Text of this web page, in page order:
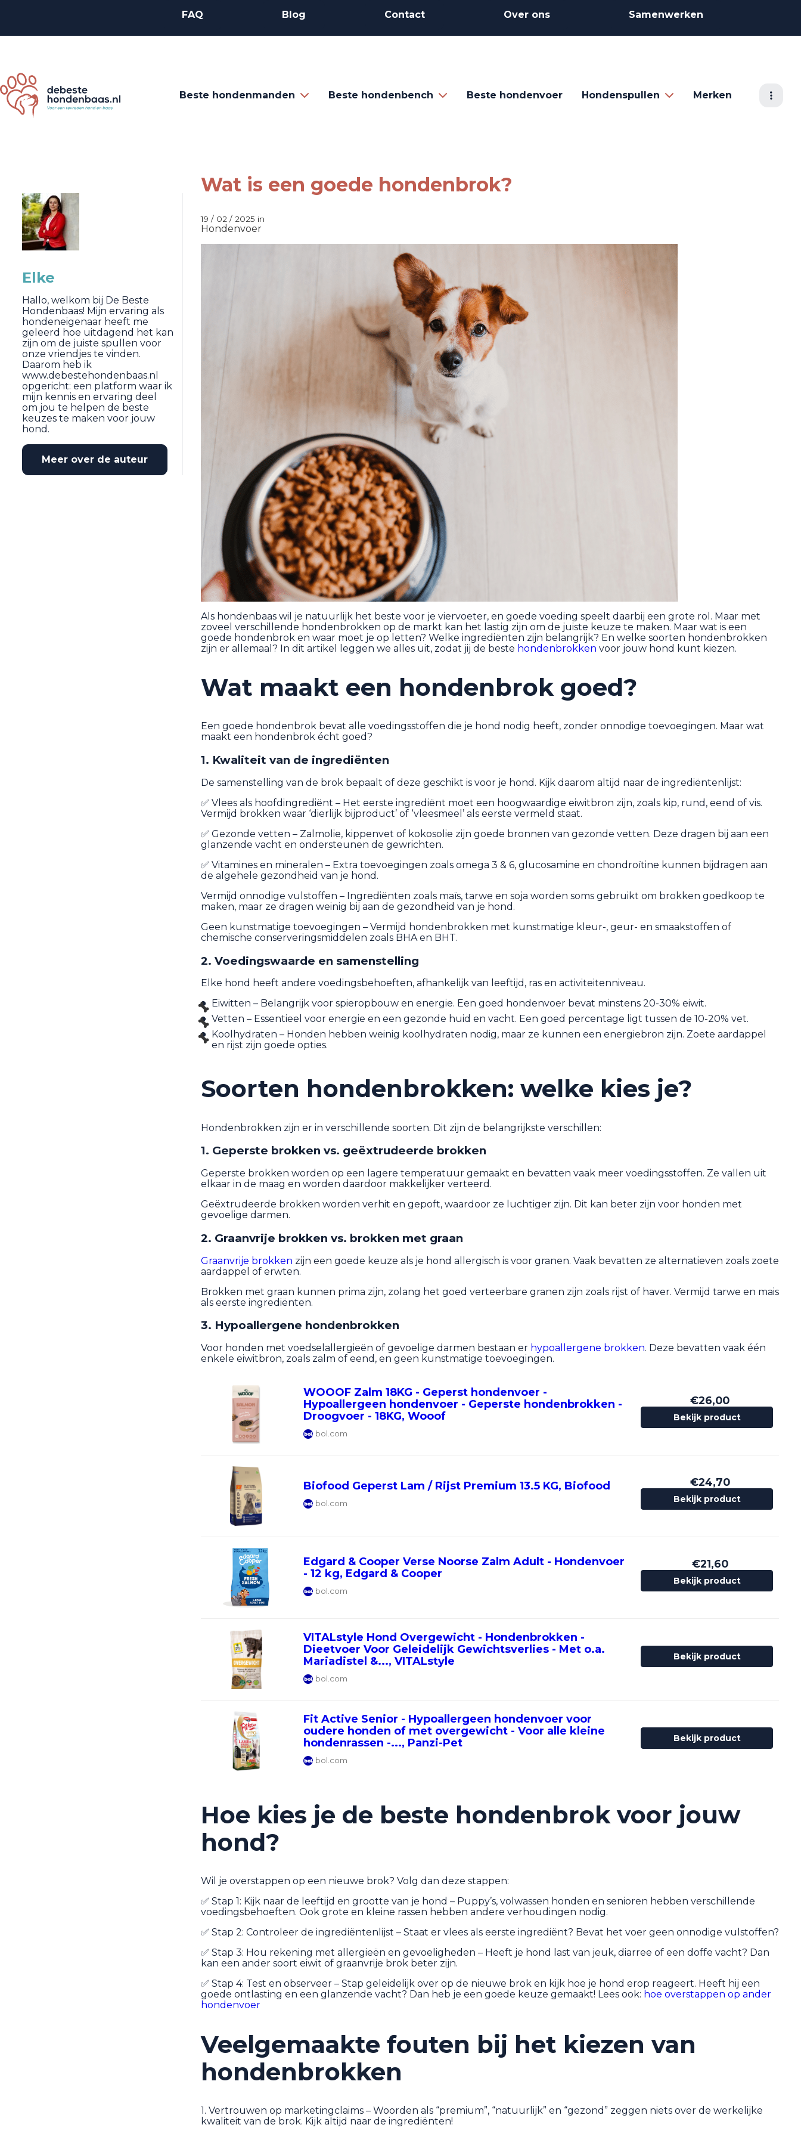
FAQ Blog Contact Over ons Samenwerken
Beste hondenmanden Beste hondenbench Beste hondenvoer Hondenspullen Merken
Elke
Hallo, welkom bij De Beste
Hondenbaas! Mijn ervaring als
hondeneigenaar heeft me
geleerd hoe uitdagend het kan
zijn om de juiste spullen voor
onze vriendjes te vinden.
Daarom heb ik
www.debestehondenbaas.nl
opgericht: een platform waar ik
mijn kennis en ervaring deel
om jou te helpen de beste
keuzes te maken voor jouw
hond.
Meer over de auteur
Wat is een goede hondenbrok?
19 / 02 / 2025 in
Hondenvoer
Als hondenbaas wil je natuurlijk het beste voor je viervoeter, en goede voeding speelt daarbij een grote rol. Maar met
zoveel verschillende hondenbrokken op de markt kan het lastig zijn om de juiste keuze te maken. Maar wat is een
goede hondenbrok en waar moet je op letten? Welke ingrediënten zijn belangrijk? En welke soorten hondenbrokken
zijn er allemaal? In dit artikel leggen we alles uit, zodat jij de beste hondenbrokken voor jouw hond kunt kiezen.
Wat maakt een hondenbrok goed?
Een goede hondenbrok bevat alle voedingsstoffen die je hond nodig heeft, zonder onnodige toevoegingen. Maar wat
maakt een hondenbrok écht goed?
1. Kwaliteit van de ingrediënten
De samenstelling van de brok bepaalt of deze geschikt is voor je hond. Kijk daarom altijd naar de ingrediëntenlijst:
✅ Vlees als hoofdingrediënt – Het eerste ingrediënt moet een hoogwaardige eiwitbron zijn, zoals kip, rund, eend of vis.
Vermijd brokken waar ‘dierlijk bijproduct’ of ‘vleesmeel’ als eerste vermeld staat.
✅ Gezonde vetten – Zalmolie, kippenvet of kokosolie zijn goede bronnen van gezonde vetten. Deze dragen bij aan een
glanzende vacht en ondersteunen de gewrichten.
✅ Vitamines en mineralen – Extra toevoegingen zoals omega 3 & 6, glucosamine en chondroïtine kunnen bijdragen aan
de algehele gezondheid van je hond.
Vermijd onnodige vulstoffen – Ingrediënten zoals maïs, tarwe en soja worden soms gebruikt om brokken goedkoop te
maken, maar ze dragen weinig bij aan de gezondheid van je hond.
Geen kunstmatige toevoegingen – Vermijd hondenbrokken met kunstmatige kleur-, geur- en smaakstoffen of
chemische conserveringsmiddelen zoals BHA en BHT.
2. Voedingswaarde en samenstelling
Elke hond heeft andere voedingsbehoeften, afhankelijk van leeftijd, ras en activiteitenniveau.
Eiwitten – Belangrijk voor spieropbouw en energie. Een goed hondenvoer bevat minstens 20-30% eiwit.
Vetten – Essentieel voor energie en een gezonde huid en vacht. Een goed percentage ligt tussen de 10-20% vet.
Koolhydraten – Honden hebben weinig koolhydraten nodig, maar ze kunnen een energiebron zijn. Zoete aardappel
en rijst zijn goede opties.
Soorten hondenbrokken: welke kies je?
Hondenbrokken zijn er in verschillende soorten. Dit zijn de belangrijkste verschillen:
1. Geperste brokken vs. geëxtrudeerde brokken
Geperste brokken worden op een lagere temperatuur gemaakt en bevatten vaak meer voedingsstoffen. Ze vallen uit
elkaar in de maag en worden daardoor makkelijker verteerd.
Geëxtrudeerde brokken worden verhit en gepoft, waardoor ze luchtiger zijn. Dit kan beter zijn voor honden met
gevoelige darmen.
2. Graanvrije brokken vs. brokken met graan
Graanvrije brokken zijn een goede keuze als je hond allergisch is voor granen. Vaak bevatten ze alternatieven zoals zoete
aardappel of erwten.
Brokken met graan kunnen prima zijn, zolang het goed verteerbare granen zijn zoals rijst of haver. Vermijd tarwe en mais
als eerste ingrediënten.
3. Hypoallergene hondenbrokken
Voor honden met voedselallergieën of gevoelige darmen bestaan er hypoallergene brokken. Deze bevatten vaak één
enkele eiwitbron, zoals zalm of eend, en geen kunstmatige toevoegingen.
WOOOF Zalm 18KG - Geperst hondenvoer -
Hypoallergeen hondenvoer - Geperste hondenbrokken -
Droogvoer - 18KG, Wooof
bol.com
€26,00
Bekijk product
Biofood Geperst Lam / Rijst Premium 13.5 KG, Biofood
bol.com
€24,70
Bekijk product
Edgard & Cooper Verse Noorse Zalm Adult - Hondenvoer
- 12 kg, Edgard & Cooper
bol.com
€21,60
Bekijk product
VITALstyle Hond Overgewicht - Hondenbrokken -
Dieetvoer Voor Geleidelijk Gewichtsverlies - Met o.a.
Mariadistel &..., VITALstyle
bol.com
Bekijk product
Fit Active Senior - Hypoallergeen hondenvoer voor
oudere honden of met overgewicht - Voor alle kleine
hondenrassen -..., Panzi-Pet
bol.com
Bekijk product
Hoe kies je de beste hondenbrok voor jouw
hond?
Wil je overstappen op een nieuwe brok? Volg dan deze stappen:
✅ Stap 1: Kijk naar de leeftijd en grootte van je hond – Puppy’s, volwassen honden en senioren hebben verschillende
voedingsbehoeften. Ook grote en kleine rassen hebben andere verhoudingen nodig.
✅ Stap 2: Controleer de ingrediëntenlijst – Staat er vlees als eerste ingrediënt? Bevat het voer geen onnodige vulstoffen?
✅ Stap 3: Hou rekening met allergieën en gevoeligheden – Heeft je hond last van jeuk, diarree of een doffe vacht? Dan
kan een ander soort eiwit of graanvrije brok beter zijn.
✅ Stap 4: Test en observeer – Stap geleidelijk over op de nieuwe brok en kijk hoe je hond erop reageert. Heeft hij een
goede ontlasting en een glanzende vacht? Dan heb je een goede keuze gemaakt! Lees ook: hoe overstappen op ander
hondenvoer
Veelgemaakte fouten bij het kiezen van
hondenbrokken
1. Vertrouwen op marketingclaims – Woorden als “premium”, “natuurlijk” en “gezond” zeggen niets over de werkelijke
kwaliteit van de brok. Kijk altijd naar de ingrediënten!